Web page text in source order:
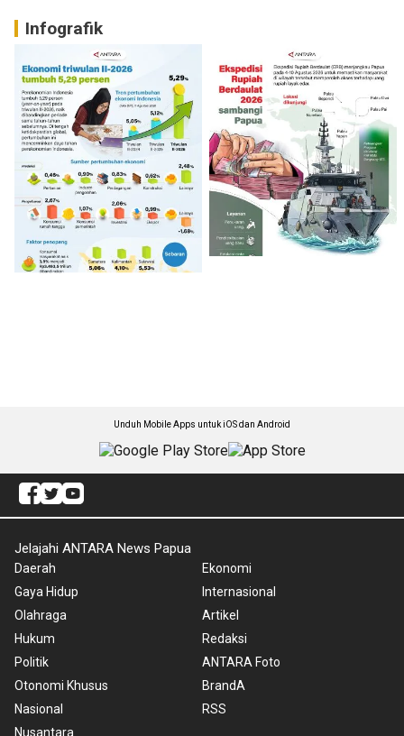
Infografik
Unduh Mobile Apps untuk iOS dan Android
Jelajahi ANTARA News Papua
Daerah
Gaya Hidup
Olahraga
Hukum
Politik
Otonomi Khusus
Nasional
Nusantara
Ekonomi
Internasional
Artikel
Redaksi
ANTARA Foto
BrandA
RSS